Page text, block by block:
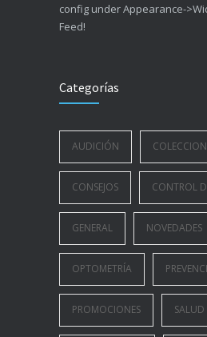
config under Appearance-
Feed!
Categorías
AUDICIÓN
CONSEJOS CONTROL
GENERAL NOVEDADES
OPTOMETRÍA
PROMOCIONES